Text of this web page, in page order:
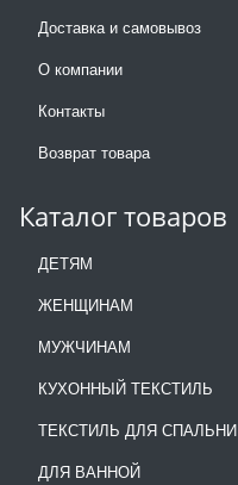
Доставка и самовывоз
О компании
Контакты
Возврат товара
Каталог товаров
ДЕТЯМ
ЖЕНЩИНАМ
МУЖЧИНАМ
КУХОННЫЙ ТЕКСТИЛЬ
ТЕКСТИЛЬ ДЛЯ СПАЛЬНИ
ДЛЯ ВАННОЙ